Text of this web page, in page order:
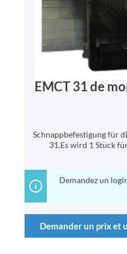
EMCT 31 de
Schnappbefestigung für
31.Es wird 1 Stück
Demandez un
Demander un prix et